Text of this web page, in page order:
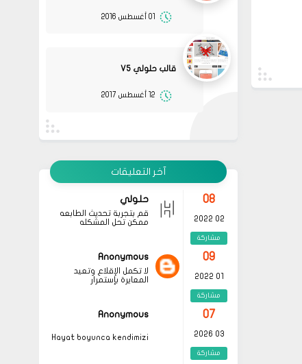
01 أغسطس 2016
قالب حلولي V5
12 أغسطس 2017
آخر التعليقات
07
03 2026
مشاركة
Anonymous
Hayat boyunca kendimizi
11 2022
مشاركة
08
جرب الطريقتين ممكن تحل
أو عمل إعادة ضبط المصنع
02 2022
حلولي
قم بتجربة تحديث الطابعه
08
02 2022
مشاركة
حلولي
قم بتجربة تحديث الطابعه
ممكن تحل المشكله
09
01 2022
مشاركة
Anonymous
لا تكمل الإقلاع وتعيد
المعايرة بإستمرار